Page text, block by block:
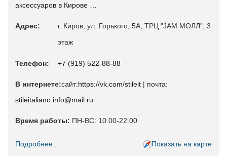
аксессуаров в Кирове …
Адрес:
г. Киров, ул. Горького, 5А, ТРЦ "JAM МОЛЛ", 3
этаж
Телефон: +7 (919) 522-88-88
В интернете:сайт:https://vk.com/stileit | почта:
stileitaliano.info@mail.ru
Время работы: ПН-ВС: 10.00-22.00
Подробнее... Показать на карте